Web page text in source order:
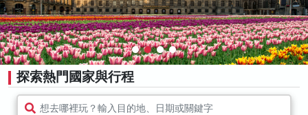
探索熱門國家與行程
想去哪裡玩？輸入目的地、日期或關鍵字